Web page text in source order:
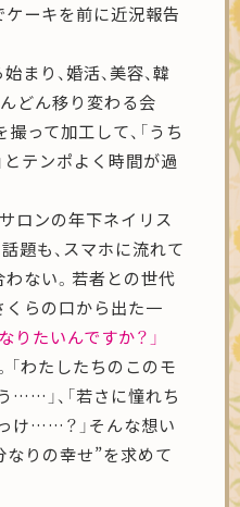
ケーキを前に近況報告
まり、婚活、美容、韓
どん移り変わる会
って加工して、「うち
とテンポよく時間が過
ロンの年下ネイリス
題も、スマホに流れて
わない。若者との世代
くらの口から出た一
りたいんですか？」
わたしたちのこのモ
……」、「若さに憧れち
け……？」そんな想い
なりの幸せ”を求めて